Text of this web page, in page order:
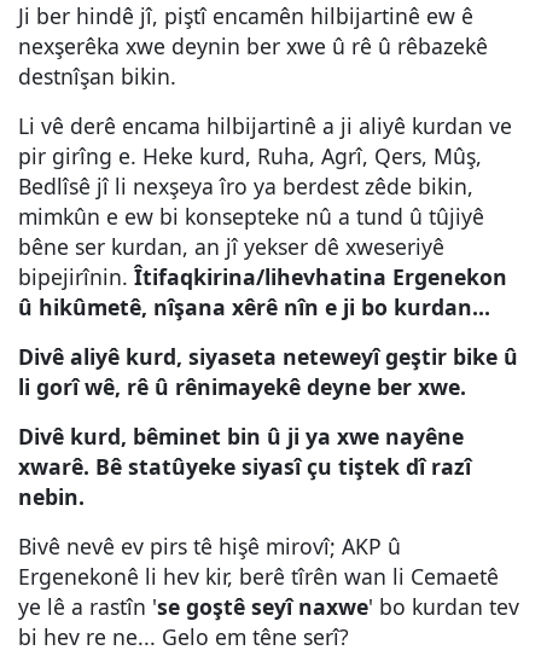
Ji ber hindê jî, piştî encamên hilbijartinê ew ê
nexşerêka xwe deynin ber xwe û rê û rêbazekê
destnîşan bikin.
Li vê derê encama hilbijartinê a ji aliyê kurdan ve
pir girîng e. Heke kurd, Ruha, Agrî, Qers, Mûş,
Bedlîsê jî li nexşeya îro ya berdest zêde bikin,
mimkûn e ew bi konsepteke nû a tund û tûjiyê
bêne ser kurdan, an jî yekser dê xweseriyê
bipejirînin.Îtifaqkirina/lihevhatina Ergenekon
û hikûmetê, nîşana xêrê nîn e ji bo kurdan…
Divê aliyê kurd, siyaseta neteweyî geştir bike û
li gorî wê, rê û rênimayekê deyne ber xwe.
Divê kurd, bêminet bin û ji ya xwe nayêne
xwarê. Bê statûyeke siyasî çu tiştek dî razî
nebin.
Bivê nevê ev pirs tê hişê mirovî; AKP û
Ergenekonê li hev kir, berê tîrên wan li Cemaetê
ye lê a rastîn 'se goştê seyî naxwe' bo kurdan tev
bi hev re ne... Gelo em têne serî?